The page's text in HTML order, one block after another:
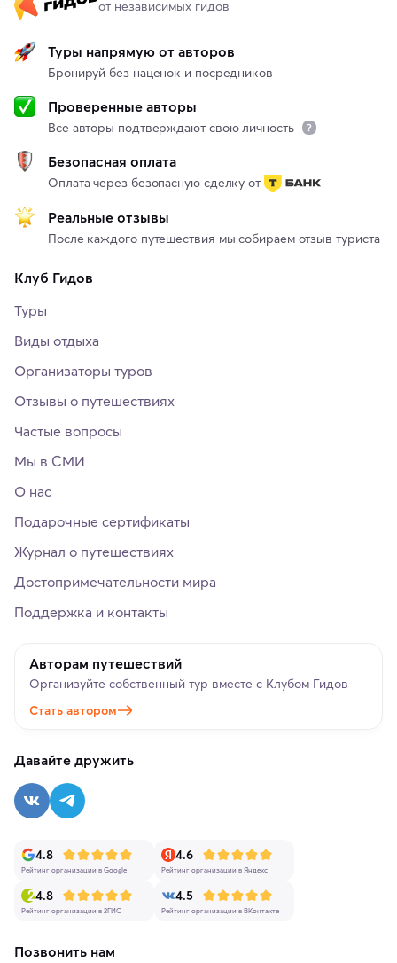
от независимых гидов
Туры напрямую от авторов
Бронируй без наценок и посредников
Проверенные авторы
Все авторы подтверждают свою личность
Безопасная оплата
Оплата через безопасную сделку от
Реальные отзывы
После каждого путешествия мы собираем отзыв туриста
Клуб Гидов
Туры
Виды отдыха
Организаторы туров
Отзывы о путешествиях
Частые вопросы
Мы в СМИ
О нас
Подарочные сертификаты
Журнал о путешествиях
Достопримечательности мира
Поддержка и контакты
Авторам путешествий
Организуйте собственный тур вместе с Клубом Гидов
Стать автором
Давайте дружить
4.8
Рейтинг организации в Google
4.6
Рейтинг организации в Яндекс
4.8
Рейтинг организации в 2ГИС
4.5
Рейтинг организации в ВКонтакте
Позвонить нам